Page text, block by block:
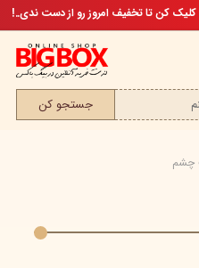
جستجو کن
مامان خوشگلم
کلیک کن تا تخفیف امروز رو از دست ندی..!
چشم